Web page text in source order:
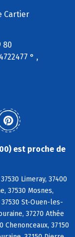
Cartier
80
° ,
est proche de
Limeray, 37400
37530 Mosnes,
St-Ouen-les-
37270 Athée
Chenonceaux, 37150